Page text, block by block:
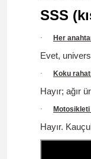
SSS
· Her
Evet,
· Koku
Hayır; ağır
·
Hayır.